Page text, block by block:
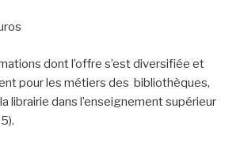
dont l’offre s’est diversifiée et
pour les métiers des bibliothèques,
librairie dans l’enseignement supérieur